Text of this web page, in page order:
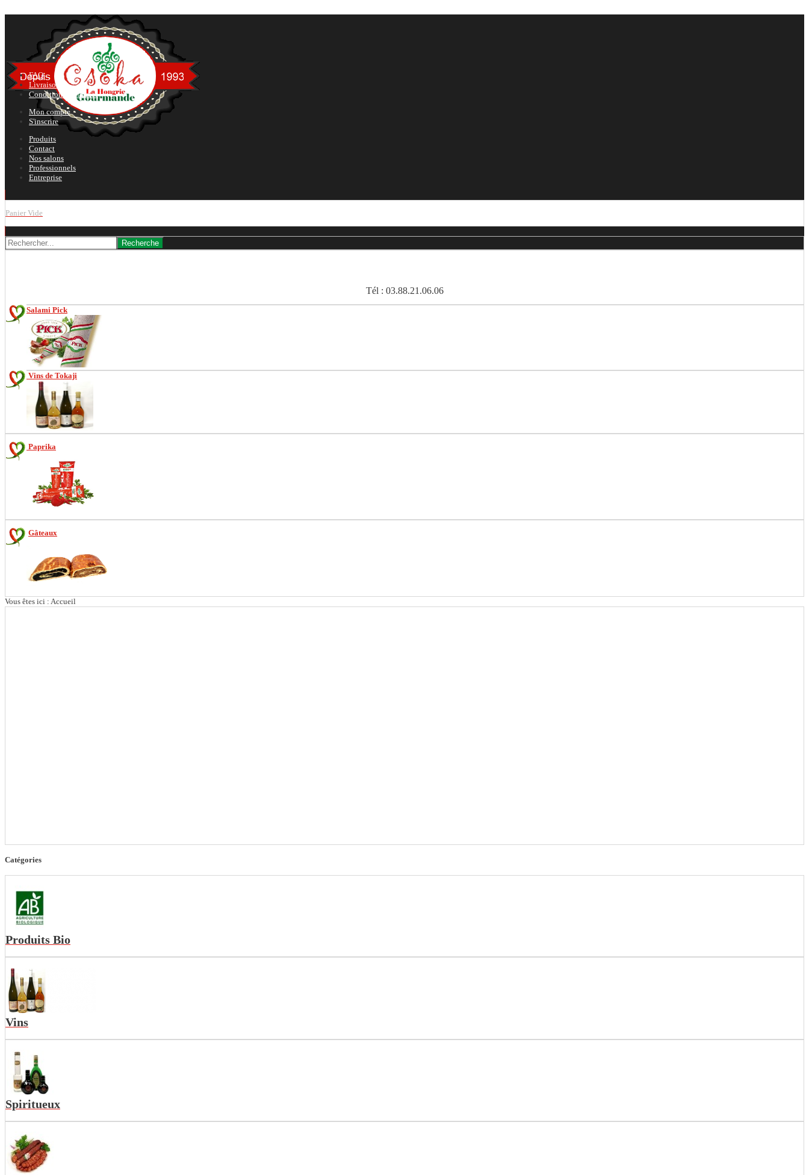
FAQ
Livraison
Conditions générales
Mon compte
S'inscrire
Produits
Contact
Nos salons
Professionnels
Entreprise
Panier Vide
Tél : 03.88.21.06.06
Salami Pick
Vins de Tokaji
Paprika
Gâteaux
Vous êtes ici : Accueil
Catégories
Produits Bio
Vins
Spiritueux